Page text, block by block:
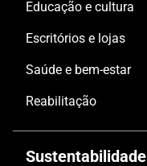
Educação e cultura
Escritórios e lojas
Saúde e bem-estar
Reabilitação
Sustentabilidade